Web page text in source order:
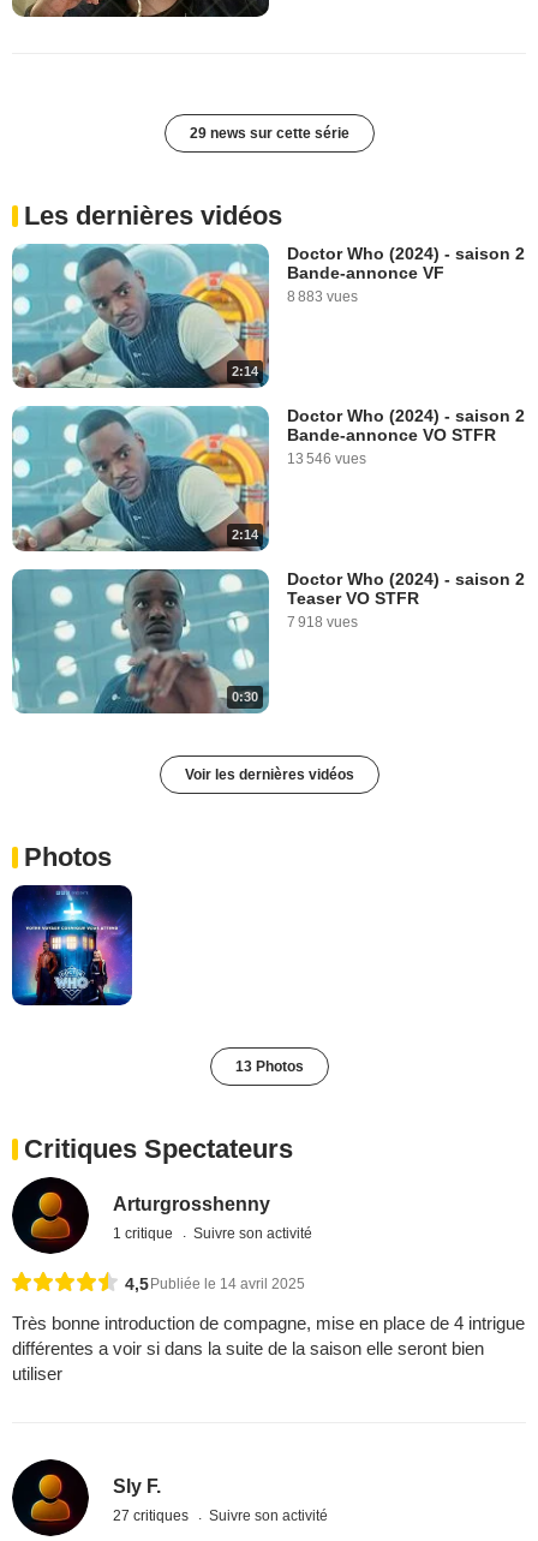
29 news sur cette série
Les dernières vidéos
2:14
Doctor Who (2024) - saison 2
Bande-annonce VF
8 883 vues
2:14
Doctor Who (2024) - saison 2
Bande-annonce VO STFR
13 546 vues
0:30
Doctor Who (2024) - saison 2
Teaser VO STFR
7 918 vues
Voir les dernières vidéos
Photos
13 Photos
Critiques Spectateurs
Arturgrosshenny
1 critique Suivre son activité
4,5Publiée le 14 avril 2025
Très bonne introduction de compagne, mise en place de 4 intrigue
différentes a voir si dans la suite de la saison elle seront bien
utiliser
Sly F.
27 critiques Suivre son activité